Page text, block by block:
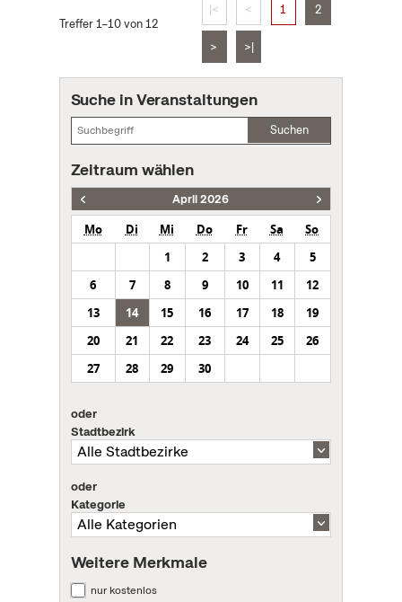
Treffer 1–10 von 12
|< < 1 2
> >|
Suche in Veranstaltungen
Suchen
Zeitraum wählen
April 2026
Mo Di Mi Do Fr Sa
So
1
2 3 4
5
6
7 8 9 10 11
12
13
14 15 16 17 18
19
20
21 22 23 24 25
26
27
28 29 30
oder
Stadtbezirk
oder
Kategorie
Weitere Merkmale
nur kostenlos